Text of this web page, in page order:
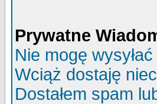
Prywatne
Nie mogę
Wciąż dostaję
Dostałem spam